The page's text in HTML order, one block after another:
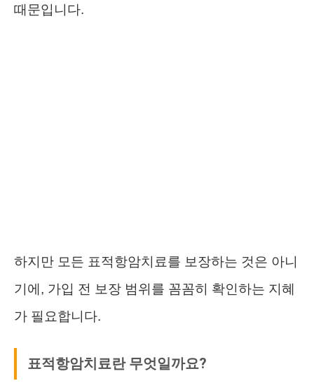
때문입니다.
하지만 모든 표적항암치료를 보장하는 것은 아니
기에, 가입 전 보장 범위를 꼼꼼히 확인하는 지혜
가 필요합니다.
표적항암치료란 무엇일까요?